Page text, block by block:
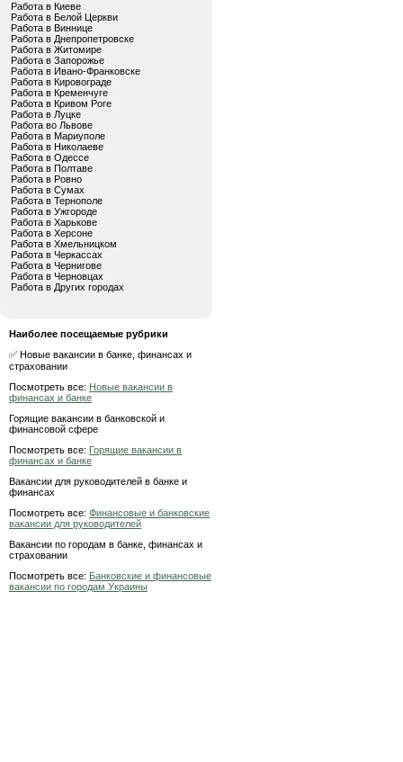
Работа в Киеве
Работа в Белой Церкви
Работа в Виннице
Работа в Днепропетровске
Работа в Житомире
Работа в Запорожье
Работа в Ивано-Франковске
Работа в Кировограде
Работа в Кременчуге
Работа в Кривом Роге
Работа в Луцке
Работа во Львове
Работа в Мариуполе
Работа в Николаеве
Работа в Одессе
Работа в Полтаве
Работа в Ровно
Работа в Сумах
Работа в Тернополе
Работа в Ужгороде
Работа в Харькове
Работа в Херсоне
Работа в Хмельницком
Работа в Черкассах
Работа в Чернигове
Работа в Черновцах
Работа в Других городах
Наиболее посещаемые рубрики
✅ Новые вакансии в банке, финансах и
страховании
Посмотреть все: Новые вакансии в
финансах и банке
Горящие вакансии в банковской и
финансовой сфере
Посмотреть все: Горящие вакансии в
финансах и банке
Вакансии для руководителей в банке и
финансах
Посмотреть все: Финансовые и банковские
вакансии для руководителей
Вакансии по городам в банке, финансах и
страховании
Посмотреть все: Банковские и финансовые
вакансии по городам Украины